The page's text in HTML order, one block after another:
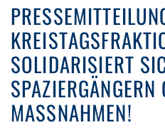
SOLIDARISIERT
MASSNAHMEN!